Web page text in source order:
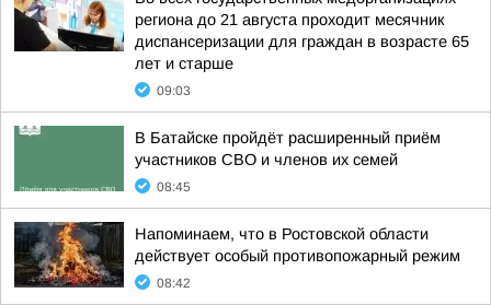
региона до 21 августа проходит месячник
диспансеризации для граждан в возрасте 65
лет и старше
09:03
В Батайске пройдёт расширенный приём
участников СВО и членов их семей
08:45
Напоминаем, что в Ростовской области
действует особый противопожарный режим
08:42